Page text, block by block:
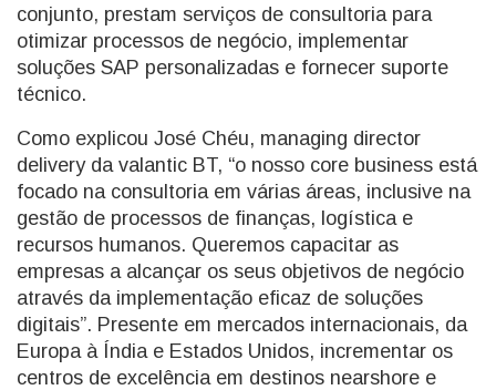
conjunto, prestam serviços de consultoria para
otimizar processos de negócio, implementar
soluções SAP personalizadas e fornecer suporte
técnico.
Como explicou José Chéu, managing director
delivery da valantic BT, “o nosso core business está
focado na consultoria em várias áreas, inclusive na
gestão de processos de finanças, logística e
recursos humanos. Queremos capacitar as
empresas a alcançar os seus objetivos de negócio
através da implementação eficaz de soluções
digitais”. Presente em mercados internacionais, da
Europa à Índia e Estados Unidos, incrementar os
centros de excelência em destinos nearshore e